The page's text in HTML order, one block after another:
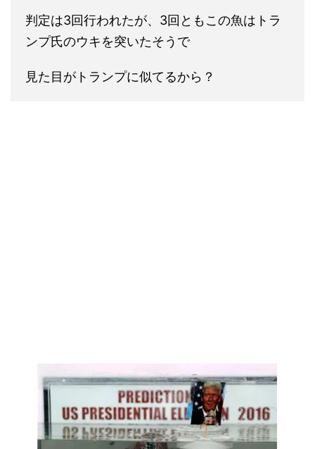
判定は3回行われたが、3回ともこの魚はトラ
ンプ氏のウキを突いたそうで
見た目がトランプに似てるから？